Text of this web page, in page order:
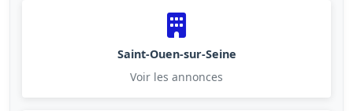
Saint-Ouen-sur-Seine
Voir les annonces